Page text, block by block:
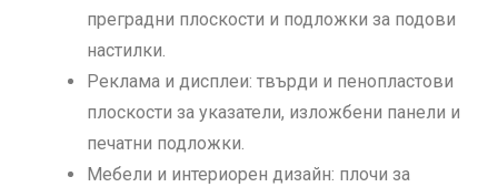
конструктивни компоненти за машини.
Медицински и хигиенни изделия
таблици, поставки за инструменти и
санитарни опаковъчни материали.